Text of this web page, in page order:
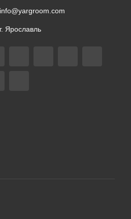
info@yargroom.com
г. Ярославль